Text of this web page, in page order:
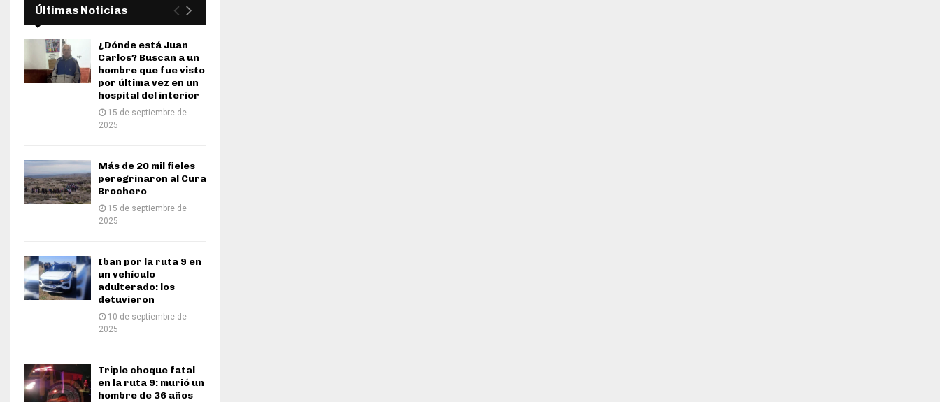
Últimas Noticias
¿Dónde está Juan
Carlos? Buscan a un
hombre que fue visto
por última vez en un
hospital del interior
15 de septiembre de
2025
Más de 20 mil fieles
peregrinaron al Cura
Brochero
15 de septiembre de
2025
Iban por la ruta 9 en
un vehículo
adulterado: los
detuvieron
10 de septiembre de
2025
Triple choque fatal
en la ruta 9: murió un
hombre de 36 años